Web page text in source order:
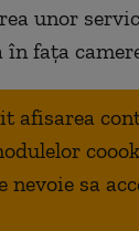
unor
fața
afisarea
nevoie sa